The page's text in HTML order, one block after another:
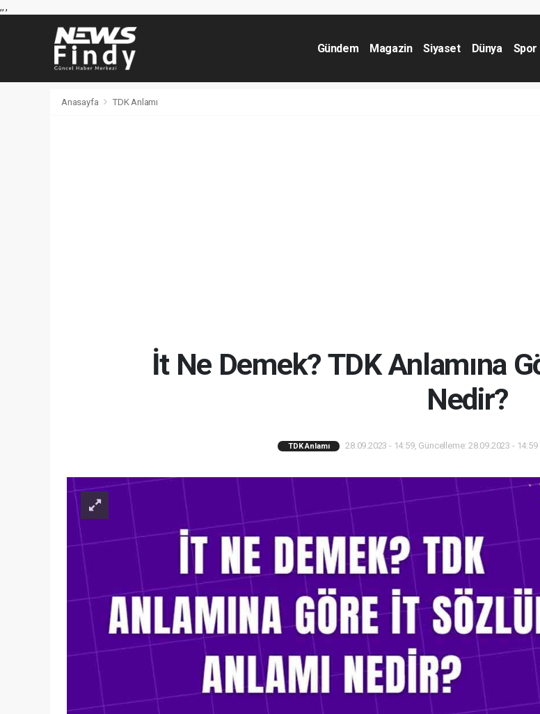
,,,
Gündem Magazin Siyaset Dünya Spor
Anasayfa TDK Anlamı
İt Ne Demek? TDK Anlamına
Nedir?
TDK Anlamı 28.09.2023 - 14:59, Güncelleme: 28.09.2023 - 14:59